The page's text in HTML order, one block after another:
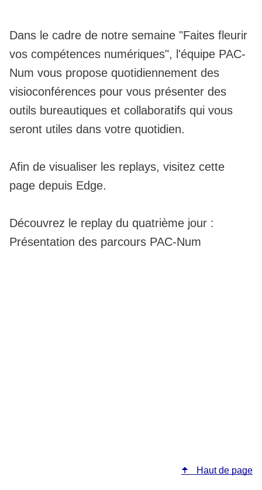
Dans le cadre de notre semaine "Faites fleurir
vos compétences numériques", l'équipe PAC-
Num vous propose quotidiennement des
visioconférences pour vous présenter des
outils bureautiques et collaboratifs qui vous
seront utiles dans votre quotidien.
Afin de visualiser les replays, visitez cette
page depuis Edge.
Découvrez le replay du quatrième jour :
Présentation des parcours PAC-Num
Haut de page